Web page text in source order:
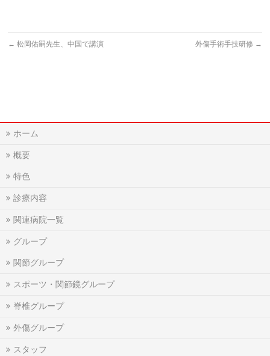
← 松岡佑嗣先生、中国で講演 外傷手術手技研修 →
ホーム
概要
特色
診療内容
関連病院一覧
グループ
関節グループ
スポーツ・関節鏡グループ
脊椎グループ
外傷グループ
スタッフ